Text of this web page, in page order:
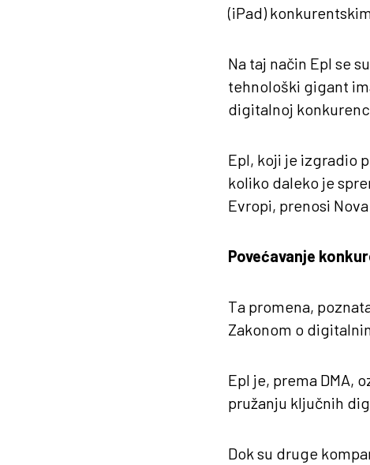
(iPad)
Na taj način Epl se
tehnološki gigant
digitalnoj
Epl, koji je izgradio
koliko daleko je
Evropi, prenosi
Povećavanje
Ta promena,
Zakonom o
Epl je, prema DMA,
pružanju ključnih
Dok su druge